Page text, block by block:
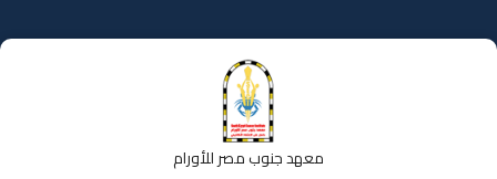
إلى
المحتوى
معهد جنوب مصر للأورام